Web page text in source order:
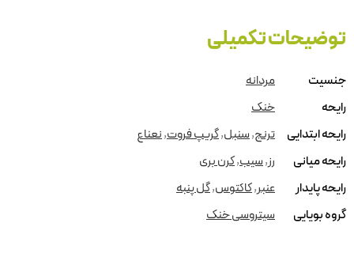
توضیحات تکمیلی
جنسیت
مردانه
رایحه
خنک
رایحه ابتدایی
ترنج,سنبل,گریپ فروت,نعناع
رایحه میانی
رز,سیب,کرن بری
رایحه پایدار
عنبر,کاکتوس,گل پنبه
گروه بویایی
سیتروسی خنک